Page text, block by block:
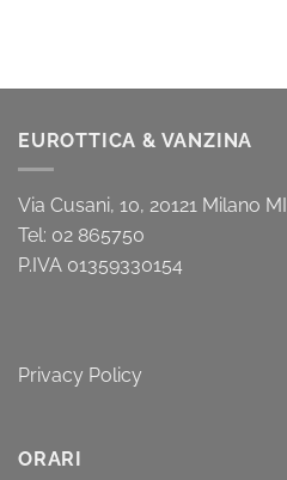
EUROTTICA & VANZINA
Via Cusani, 10, 20121 Milano MI
Tel: 02 865750
P.IVA 01359330154
Privacy Policy
ORARI